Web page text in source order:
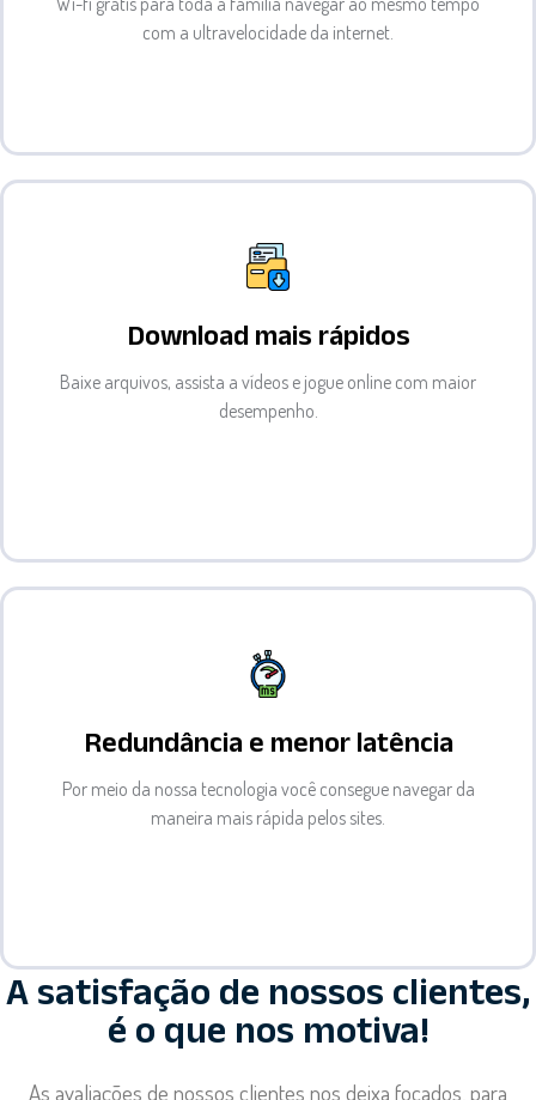
com a ultravelocidade da internet.
Download mais rápidos
Baixe arquivos, assista a vídeos e jogue online com maior
desempenho.
Redundância e menor latência
Por meio da nossa tecnologia você consegue navegar da
maneira mais rápida pelos sites.
A satisfação de nossos clientes,
é o que nos motiva!
As avaliações de nossos clientes nos deixa focados, para